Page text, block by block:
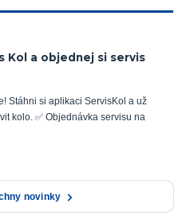
Kol a objednej si servis
Stáhni si aplikaci ServisKol a už
kolo. ✅ Objednávka servisu na
novinky